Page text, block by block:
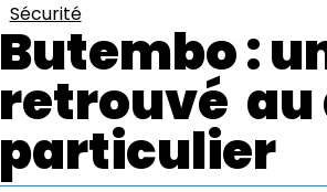
Sécurité
Butembo :
retrouvé au
particulier